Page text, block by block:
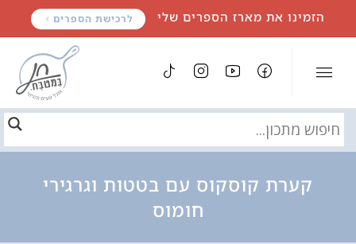
הזמינו את מארז הספרים שלי לרכישת הספרים
קערת קוסקוס עם בטטות וגרגירי
חומוס